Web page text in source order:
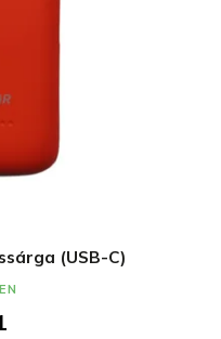
(USB-C)